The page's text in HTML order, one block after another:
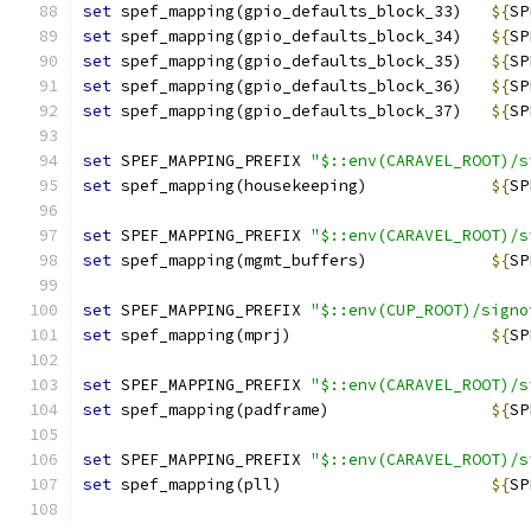
set spef_mapping(gpio_defaults_block_33) ${
set spef_mapping(gpio_defaults_block_34) ${
set spef_mapping(gpio_defaults_block_35) ${
set spef_mapping(gpio_defaults_block_36) ${
set spef_mapping(gpio_defaults_block_37) ${
set SPEF_MAPPING_PREFIX
set spef_mapping(housekeeping) ${
set SPEF_MAPPING_PREFIX
set spef_mapping(mgmt_buffers) ${
set SPEF_MAPPING_PREFIX "$::env(CUP_ROOT)/
set spef_mapping(mprj) ${
set SPEF_MAPPING_PREFIX
set spef_mapping(padframe) ${
set SPEF_MAPPING_PREFIX
set spef_mapping(pll) ${